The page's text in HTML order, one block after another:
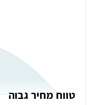
טווח מחיר גבוה